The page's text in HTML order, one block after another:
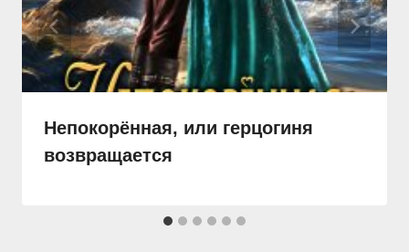
Непокорённая, или герцогиня
возвращается